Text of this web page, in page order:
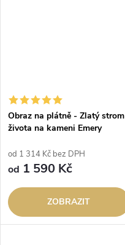
Obraz na plátně - Zlatý strom
života na kameni Emery
od 1 314 Kč bez DPH
od 1 590 Kč
ZOBRAZIT